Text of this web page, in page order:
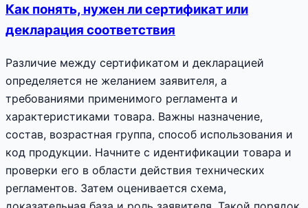
Как понять, нужен ли сертификат или
декларация соответствия
Различие между сертификатом и декларацией
определяется не желанием заявителя, а
требованиями применимого регламента и
характеристиками товара. Важны назначение,
состав, возрастная группа, способ использования и
код продукции. Начните с идентификации товара и
проверки его в области действия технических
регламентов. Затем оценивается схема,